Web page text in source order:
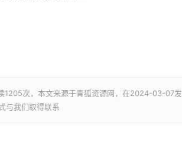
1205次，本文来源于青狐资源网，在2024-03-07发
与我们取得联系